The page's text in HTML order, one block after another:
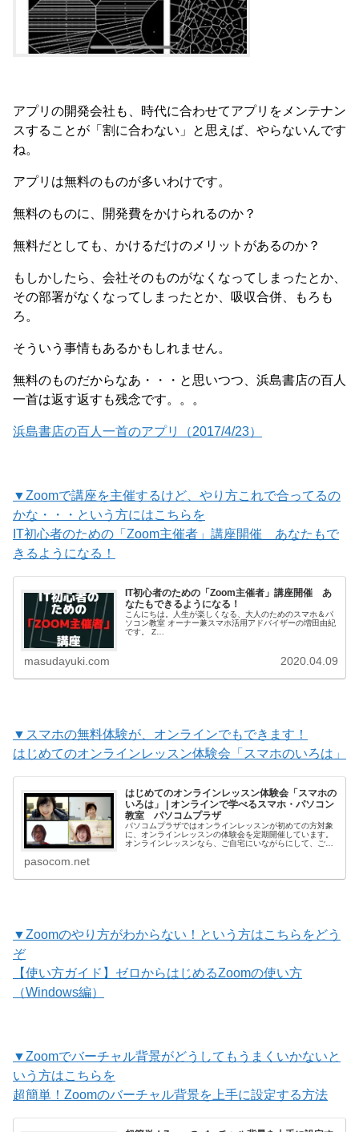
アプリの開発会社も、時代に合わせてアプリをメンテナン
スすることが「割に合わない」と思えば、やらないんです
ね。
アプリは無料のものが多いわけです。
無料のものに、開発費をかけられるのか？
無料だとしても、かけるだけのメリットがあるのか？
もしかしたら、会社そのものがなくなってしまったとか、
その部署がなくなってしまったとか、吸収合併、もろも
ろ。
そういう事情もあるかもしれません。
無料のものだからなあ・・・と思いつつ、浜島書店の百人
一首は返す返すも残念です。。。
浜島書店の百人一首のアプリ（2017/4/23）
▼Zoomで講座を主催するけど、やり方これで合ってるの
かな・・・という方にはこちらを
IT初心者のための「Zoom主催者」講座開催 あなたもで
きるようになる！
IT初心者のための「Zoom主催者」講座開催 あ
なたもできるようになる！
こんにちは。人生が楽しくなる、大人のためのスマホ＆パ
ソコン教室 オーナー兼スマホ活用アドバイザーの増田由紀
です。 Z…
masudayuki.com 2020.04.09
▼スマホの無料体験が、オンラインでもできます！
はじめてのオンラインレッスン体験会「スマホのいろは」
はじめてのオンラインレッスン体験会「スマホの
いろは」 | オンラインで学べるスマホ・パソコン
教室 パソコムプラザ
パソコムプラザではオンラインレッスンが初めての方対象
に、オンラインレッスンの体験会を定期開催しています。
オンラインレッスンなら、ご自宅にいながらにして、ご自
知ってく…
pasocom.net
▼Zoomのやり方がわからない！という方はこちらをどう
ぞ
【使い方ガイド】ゼロからはじめるZoomの使い方
（Windows編）
▼Zoomでバーチャル背景がどうしてもうまくいかないと
いう方はこちらを
超簡単！Zoomのバーチャル背景を上手に設定する方法